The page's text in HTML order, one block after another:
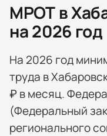
МРОТ в
на 2026 год
На 2026 год
труда в
₽ в месяц.
(Федеральный
регионального